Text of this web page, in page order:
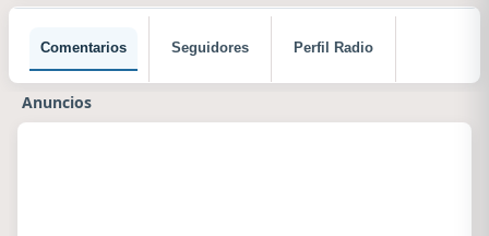
Comentarios Seguidores Perfil Radio
Anuncios